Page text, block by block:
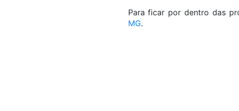
Para ficar por dentro das
MG.